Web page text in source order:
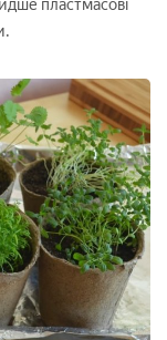
пластмасові